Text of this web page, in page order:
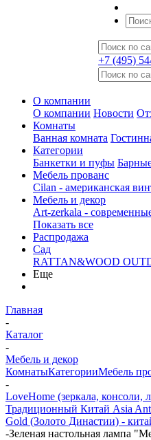
+7 (495)
О компании
О компании Новости
Комнаты
Ванная комната
Категории
Банкетки и пуфы
Мебель прованс
Cilan - американская
Мебель и декор
Art-zerkala -
Показать все
Распродажа
Сад
RATTAN&WOOD
Еще
Главная
-
Каталог
-
Мебель и декор
КомнатыКатегорииМебель
-
LoveHome (зеркала, консоли,
Традиционный Китай Asia
Gold (Золото Династии) -
-Зеленая настольная лампа